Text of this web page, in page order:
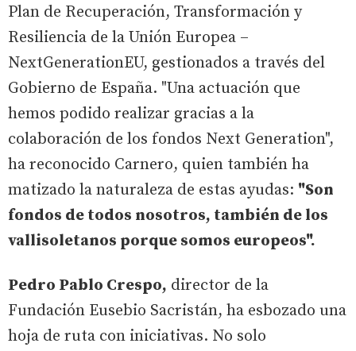
Plan de Recuperación, Transformación y
Resiliencia de la Unión Europea –
NextGenerationEU, gestionados a través del
Gobierno de España. "Una actuación que
hemos podido realizar gracias a la
colaboración de los fondos Next Generation",
ha reconocido Carnero, quien también ha
matizado la naturaleza de estas ayudas: "Son
fondos de todos nosotros, también de los
vallisoletanos porque somos europeos".
Pedro Pablo Crespo, director de la
Fundación Eusebio Sacristán, ha esbozado una
hoja de ruta con iniciativas. No solo